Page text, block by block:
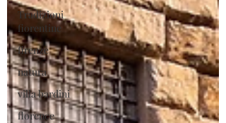
Tradizioni
fiorentine
firenze
natura
villa bardini
florence